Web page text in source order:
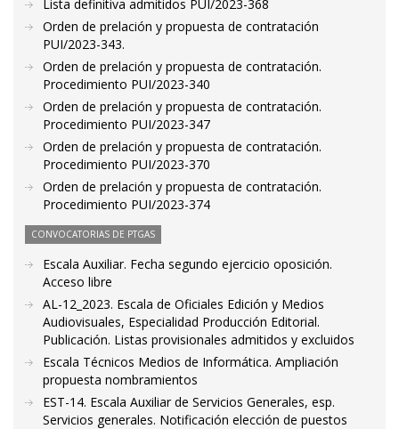
Lista definitiva admitidos PUI/2023-368
Orden de prelación y propuesta de contratación
PUI/2023-343.
Orden de prelación y propuesta de contratación.
Procedimiento PUI/2023-340
Orden de prelación y propuesta de contratación.
Procedimiento PUI/2023-347
Orden de prelación y propuesta de contratación.
Procedimiento PUI/2023-370
Orden de prelación y propuesta de contratación.
Procedimiento PUI/2023-374
CONVOCATORIAS DE PTGAS
Escala Auxiliar. Fecha segundo ejercicio oposición.
Acceso libre
AL-12_2023. Escala de Oficiales Edición y Medios
Audiovisuales, Especialidad Producción Editorial.
Publicación. Listas provisionales admitidos y excluidos
Escala Técnicos Medios de Informática. Ampliación
propuesta nombramientos
EST-14. Escala Auxiliar de Servicios Generales, esp.
Servicios generales. Notificación elección de puestos